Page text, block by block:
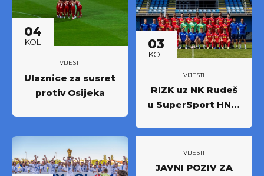
prvoligašku
sezonu 2026/27.!
04
KOL
VIJESTI
Ulaznice za susret
protiv Osijeka
03
KOL
VIJESTI
RIZK uz NK Rudeš
u SuperSport HNL-
novi iskorak među
najboljima
VIJESTI
JAVNI POZIV ZA